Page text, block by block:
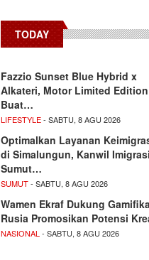
TODAY
Fazzio Sunset Blue Hybrid x
Alkateri, Motor Limited Edition
Buat…
LIFESTYLE- SABTU, 8 AGU 2026
Optimalkan Layanan
di Simalungun, Kanwil Imigrasi
Sumut…
SUMUT- SABTU, 8 AGU 2026
Wamen Ekraf Dukung
Rusia Promosikan Potensi
NASIONAL - SABTU, 8 AGU 2026